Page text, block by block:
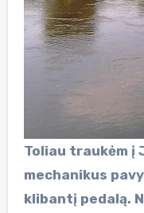
Toliau traukėm į
mechanikus
klibantį pedalą.